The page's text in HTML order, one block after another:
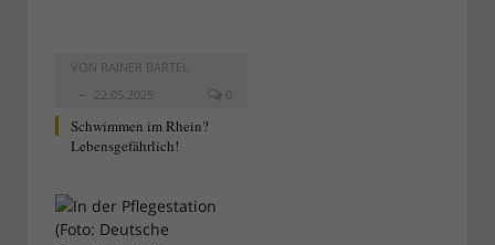
VON RAINER BARTEL
22.05.2025
0
Schwimmen im Rhein?
Lebensgefährlich!